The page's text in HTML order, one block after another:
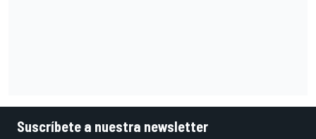
Suscríbete a nuestra newsletter